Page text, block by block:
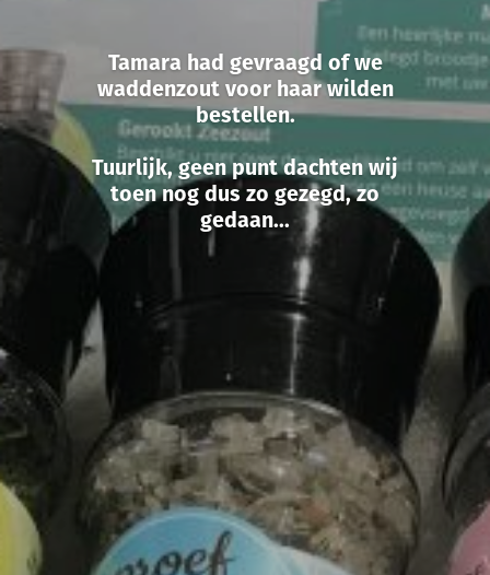
Tamara had gevraagd of we
waddenzout voor haar wilden
bestellen.
Tuurlijk, geen punt dachten wij
toen nog dus zo gezegd, zo
gedaan...